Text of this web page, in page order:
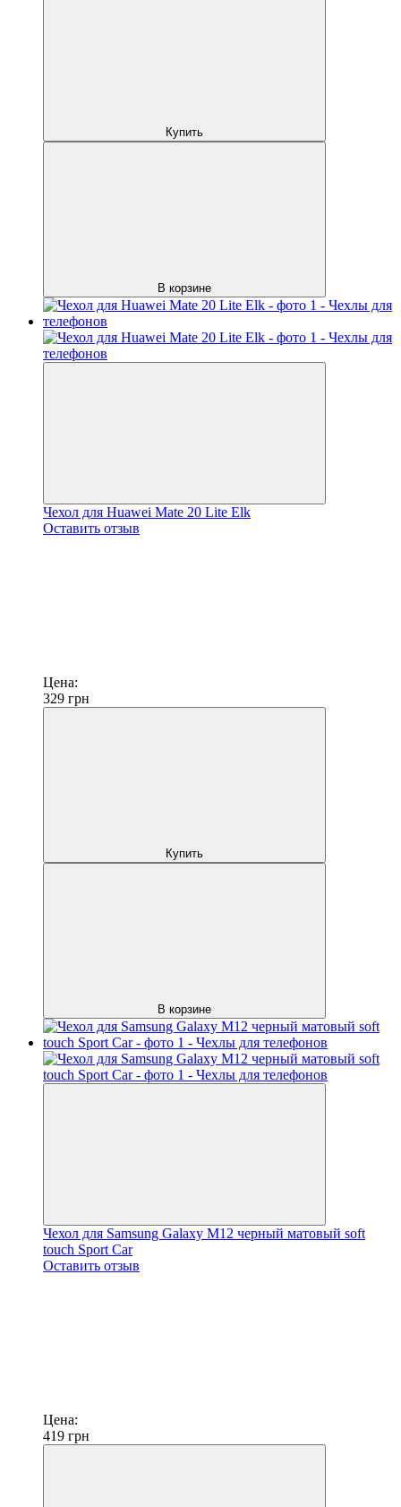
Купить
В корзине
Чехол для Huawei Mate 20 Lite Elk
Оставить отзыв
Цена:
329 грн
Купить
В корзине
Чехол для Samsung Galaxy M12 черный матовый soft
touch Sport Car
Оставить отзыв
Цена:
419 грн